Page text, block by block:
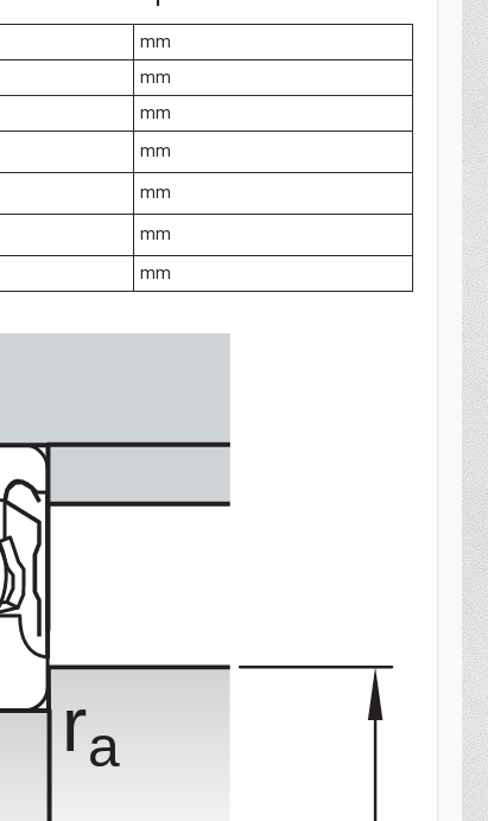
mm
mm
mm
mm
mm
mm
mm